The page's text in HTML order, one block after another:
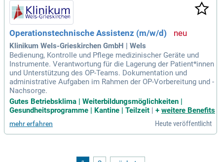
Operationstechnische Assistenz (m/w/d)
Klinikum Wels-Grieskirchen GmbH | Wels
Bedienung, Kontrolle und Pflege medizinischer Geräte und
Instrumente. Verantwortung für die Lagerung der Patient*innen
und Unterstützung des OP-Teams. Dokumentation und
administrative Aufgaben im Rahmen der OP-Vorbereitung und -
Nachsorge.
Gutes Betriebsklima | Weiterbildungsmöglichkeiten |
Gesundheitsprogramme | Kantine | Teilzeit
+ weitere Benefits
mehr erfahren Heute veröffentlicht